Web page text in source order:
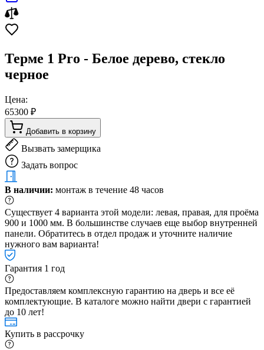
Терме 1 Pro - Белое дерево, стекло
черное
Цена:
65300 ₽
Добавить в корзину
Вызвать замерщика
Задать вопрос
В наличии: монтаж в течение 48 часов
Существует 4 варианта этой модели: левая, правая, для проёма
900 и 1000 мм. В большинстве случаев еще выбор внутренней
панели. Обратитесь в отдел продаж и уточните наличие
нужного вам варианта!
Гарантия 1 год
Предоставляем комплексную гарантию на дверь и все её
комплектующие. В каталоге можно найти двери с гарантией
до 10 лет!
Купить в рассрочку